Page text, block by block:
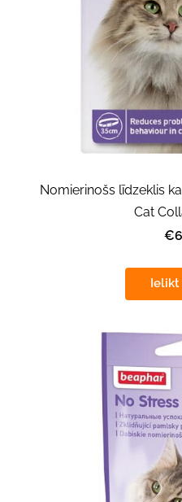
Nomierinošs l­īdzeklis
Cat
Ielikt